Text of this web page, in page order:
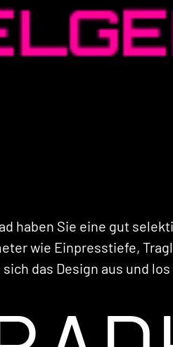
haben Sie eine gut
wie Einpresstiefe,
das Design aus und